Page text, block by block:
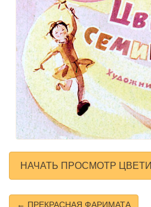
НАЧАТЬ ПРОСМОТР
← ПРЕКРАСНАЯ ФАРИМАТА